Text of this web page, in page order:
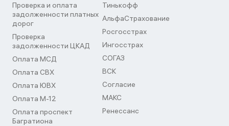
Проверка и оплата
задолженности платных
дорог
Проверка
задолженности ЦКАД
Оплата МСД
Оплата СВХ
Оплата ЮВХ
Оплата М-12
Оплата проспект
Багратиона
Тинькофф
АльфаСтрахование
Росгосстрах
Ингосстрах
СОГАЗ
ВСК
Согласие
МАКС
Ренессанс